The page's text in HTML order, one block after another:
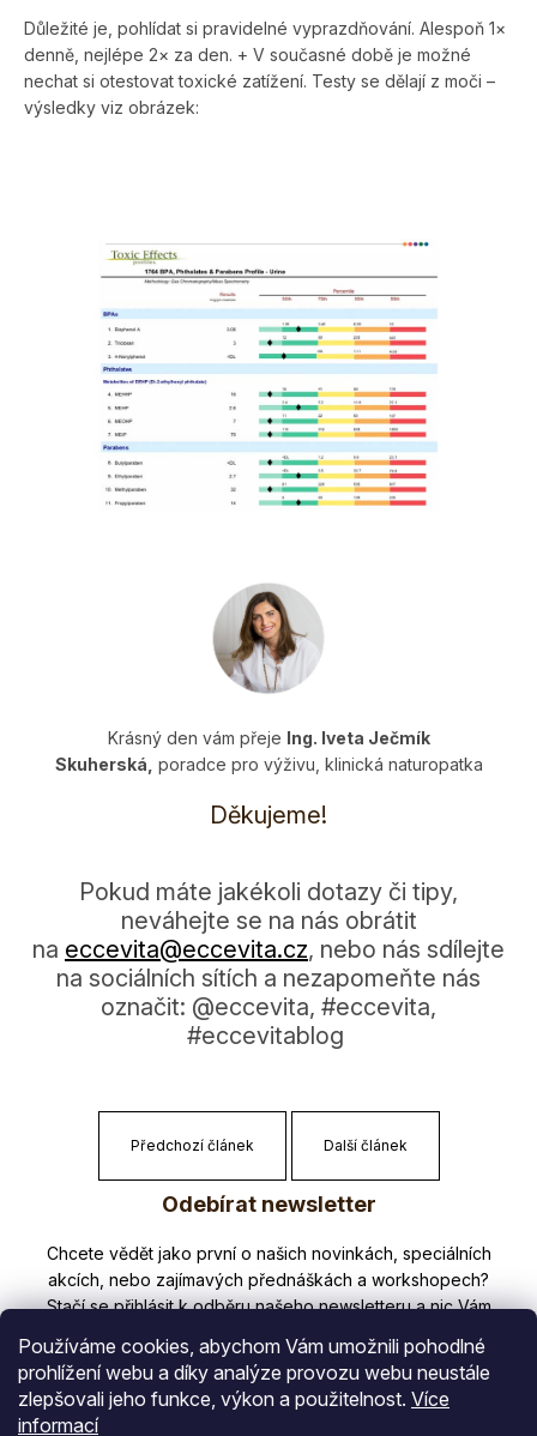
Používáme cookies, abychom Vám umožnili pohodlné
prohlížení webu a díky analýze provozu webu neustále
zlepšovali jeho funkce, výkon a použitelnost. Více
informací
Důležité je, pohlídat si pravidelné vyprazdňování. Alespoň 1×
denně, nejlépe 2× za den. + V současné době je možné
nechat si otestovat toxické zatížení. Testy se dělají z moči –
výsledky viz obrázek:
Krásný den vám přeje Ing. Iveta Ječmík
Skuherská, poradce pro výživu, klinická naturopatka
Děkujeme!
Pokud máte jakékoli dotazy či tipy,
neváhejte se na nás obrátit
na eccevita@eccevi­ta.cz, nebo nás sdílejte
na sociálních sítích a nezapomeňte nás
označit: @eccevita, #eccevita,
#eccevitablog
Předchozí článek Další článek
a
Odebírat newsletter
Nezmeškejte žádné novinky či slevy!
E-mail